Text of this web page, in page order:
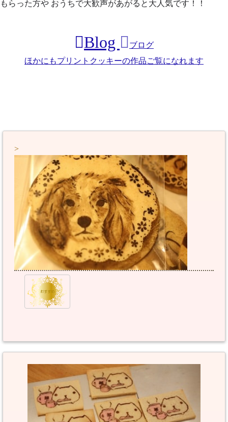
もらった方や おうちで大歓声があがると大人気です！！
Blog
ブログ
ほかにもプリントクッキーの作品ご覧になれます
>